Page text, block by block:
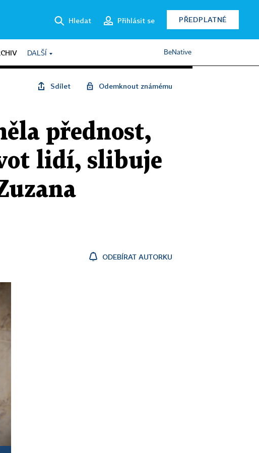
Hledat Přihlásit se PŘEDPLATNÉ
DALŠÍ BeNative
Sdílet Odemknout známému
přednost,
lidí, slibuje
ODEBÍRAT AUTORKU